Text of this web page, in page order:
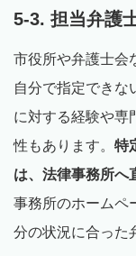
5-3. 担当弁護
市役所や弁護士会
自分で指定できな
に対する経験や専
性もあります。 特
は、法律事務所へ
事務所のホームペ
分の状況に合った